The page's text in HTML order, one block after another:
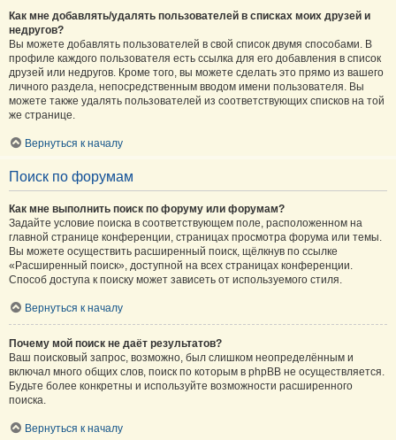
Как мне добавлять/удалять пользователей в списках моих друзей и
недругов?
Вы можете добавлять пользователей в свой список двумя способами. В
профиле каждого пользователя есть ссылка для его добавления в список
друзей или недругов. Кроме того, вы можете сделать это прямо из вашего
личного раздела, непосредственным вводом имени пользователя. Вы
можете также удалять пользователей из соответствующих списков на той
же странице.
Вернуться к началу
Поиск по форумам
Как мне выполнить поиск по форуму или форумам?
Задайте условие поиска в соответствующем поле, расположенном на
главной странице конференции, страницах просмотра форума или темы.
Вы можете осуществить расширенный поиск, щёлкнув по ссылке
«Расширенный поиск», доступной на всех страницах конференции.
Способ доступа к поиску может зависеть от используемого стиля.
Вернуться к началу
Почему мой поиск не даёт результатов?
Ваш поисковый запрос, возможно, был слишком неопределённым и
включал много общих слов, поиск по которым в phpBB не осуществляется.
Будьте более конкретны и используйте возможности расширенного
поиска.
Вернуться к началу